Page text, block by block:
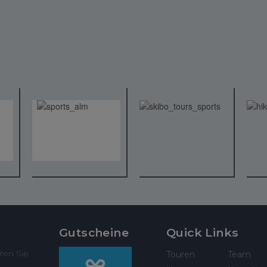
Sie
Gutscheine Quick Links
Touren
Team